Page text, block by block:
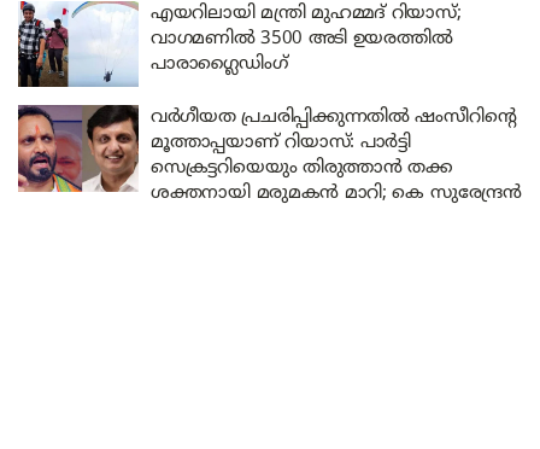
എയറിലായി മന്ത്രി മുഹമ്മദ് റിയാസ്;
വാഗമണിൽ 3500 അടി ഉയരത്തിൽ
പാരാഗ്ലൈഡിംഗ്
വർഗീയത പ്രചരിപ്പിക്കുന്നതിൽ ഷംസീറിന്റെ
മൂത്താപ്പയാണ് റിയാസ്: പാർട്ടി
സെക്രട്ടറിയെയും തിരുത്താൻ തക്ക
ശക്തനായി മരുമകൻ മാറി; കെ സുരേന്ദ്രൻ